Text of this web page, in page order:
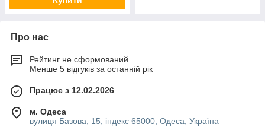
Про нас
Рейтинг не сформований
Менше 5 відгуків за останній рік
Працює з 12.02.2026
м. Одеса
вулиця Базова, 15, індекс 65000, Одеса, Україна